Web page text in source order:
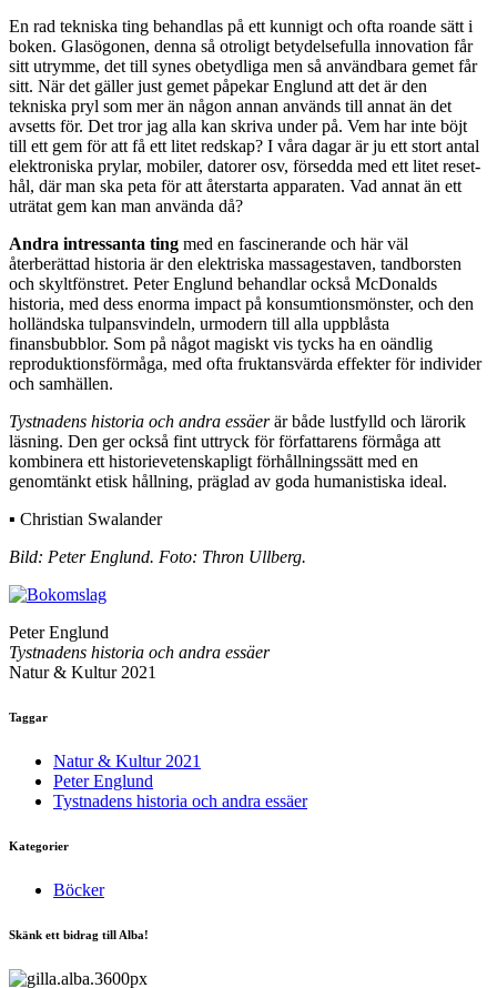
En rad tekniska ting behandlas på ett kunnigt och ofta roande sätt i
boken. Glasögonen, denna så otroligt betydelsefulla innovation får
sitt utrymme, det till synes obetydliga men så användbara gemet får
sitt. När det gäller just gemet påpekar Englund att det är den
tekniska pryl som mer än någon annan används till annat än det
avsetts för. Det tror jag alla kan skriva under på. Vem har inte böjt
till ett gem för att få ett litet redskap? I våra dagar är ju ett stort antal
elektroniska prylar, mobiler, datorer osv, försedda med ett litet reset-
hål, där man ska peta för att återstarta apparaten. Vad annat än ett
uträtat gem kan man använda då?
Andra intressanta ting med en fascinerande och här väl
återberättad historia är den elektriska massagestaven, tandborsten
och skyltfönstret. Peter Englund behandlar också McDonalds
historia, med dess enorma impact på konsumtionsmönster, och den
holländska tulpansvindeln, urmodern till alla uppblåsta
finansbubblor. Som på något magiskt vis tycks ha en oändlig
reproduktionsförmåga, med ofta fruktansvärda effekter för individer
och samhällen.
Tystnadens historia och andra essäerär både lustfylld och lärorik
läsning. Den ger också fint uttryck för författarens förmåga att
kombinera ett historievetenskapligt förhållningssätt med en
genomtänkt etisk hållning, präglad av goda humanistiska ideal.
▪ Christian Swalander
Bild: Peter Englund. Foto: Thron Ullberg.
Peter Englund
Tystnadens historia och andra essäer
Natur & Kultur 2021
Taggar
Natur & Kultur 2021
Peter Englund
Tystnadens historia och andra essäer
Kategorier
Böcker
Skänk ett bidrag till Alba!